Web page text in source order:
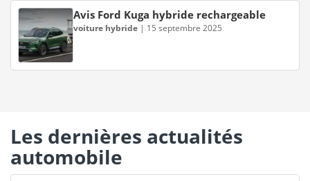
Avis Ford Kuga hybride rechargeable
voiture hybride | 15 septembre 2025
Les dernières actualités
automobile